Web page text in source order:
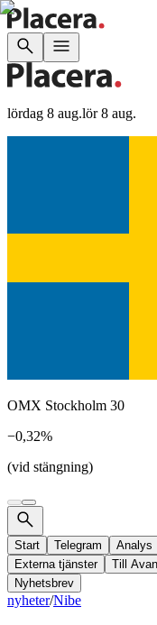
lördag 8 aug.lör 8 aug.
OMX Stockholm 30
−0,32%
(vid stängning)
Start Telegram Analys
Externa tjänster
Till
Nyhetsbrev
nyheter/Nibe